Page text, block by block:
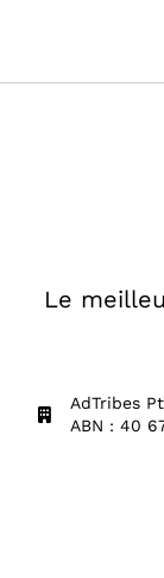
Le
AdTribes
ABN : 40